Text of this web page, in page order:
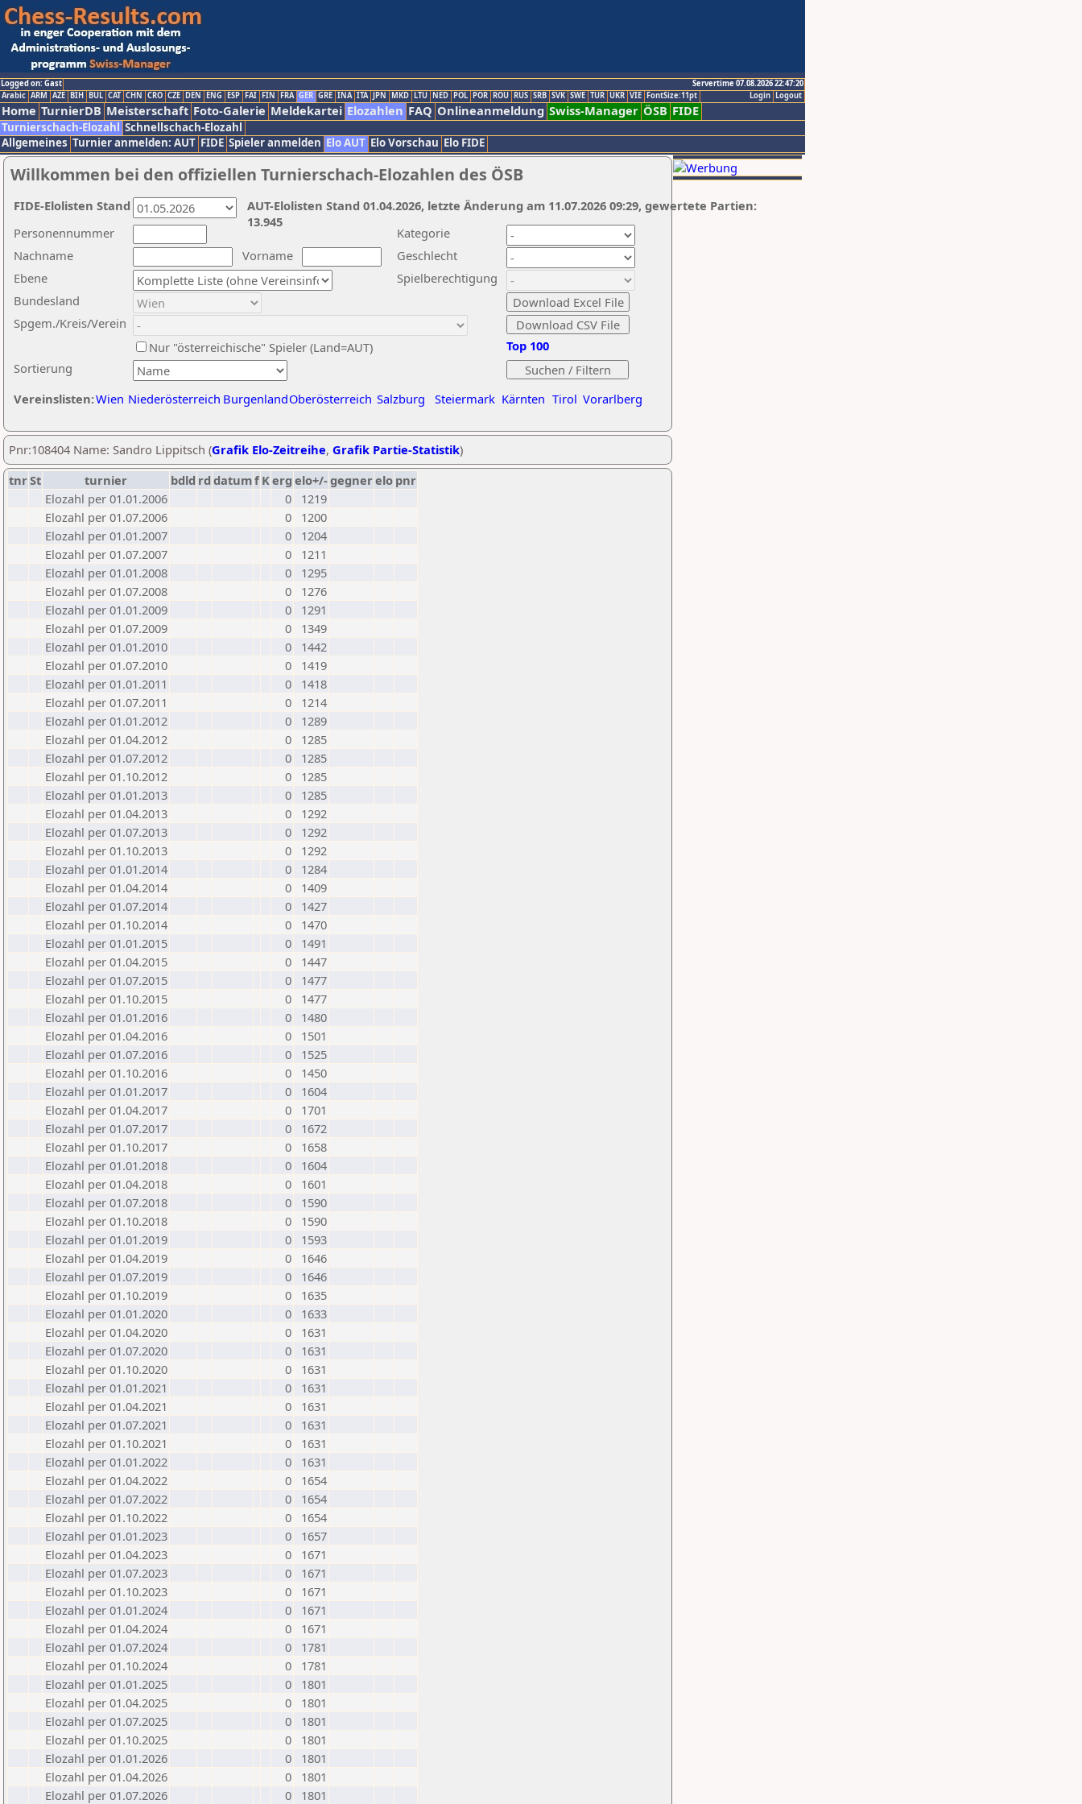
Logged on: Gast
Servertime 07.08.2026 22:47:20
Logout
Login
Arabic ARM AZE BIH BUL CAT CHN CRO CZE DEN ENG ESP FAI FIN FRA GER GRE INA ITA JPN MKD LTU NED POL POR ROU RUS SRB SVK SWE TUR UKR VIE FontSize:11pt
Home TurnierDB Meisterschaft Foto-Galerie Meldekartei Elozahlen FAQ Onlineanmeldung Swiss-Manager ÖSB FIDE
Turnierschach-Elozahl Schnellschach-Elozahl
Allgemeines Turnier anmelden: AUT FIDE Spieler anmelden Elo AUT Elo Vorschau Elo FIDE
Willkommen bei den offiziellen Turnierschach-Elozahlen des ÖSB
Nachname
Vorname
Ebene
Kategorie
Sortierung
Personennummer
Bundesland
Spgem./Kreis/Verein
Geschlecht
Nur "österreichische" Spieler (Land=AUT)
Spielberechtigung
Vereinslisten:Wien Niederösterreich BurgenlandOberösterreich Salzburg Steiermark Kärnten Tirol Vorarlberg
Top 100
AUT-Elolisten Stand 01.04.2026, letzte Änderung am 11.07.2026 09:29, gewertete Partien:
13.945
FIDE-Elolisten Stand
Pnr:108404 Name: Sandro Lippitsch (Grafik Elo-Zeitreihe, Grafik Partie-Statistik)
tnrSt turnier bdld rd datumf Kerg elo+/-gegnerelo pnr
Elozahl per 01.01.2006
0
1219
Elozahl per 01.07.2006
0
1200
Elozahl per 01.01.2007
0
1204
Elozahl per 01.07.2007
0
1211
Elozahl per 01.01.2008
0
1295
Elozahl per 01.07.2008
0
1276
Elozahl per 01.01.2009
0
1291
Elozahl per 01.07.2009
0
1349
Elozahl per 01.01.2010
0
1442
Elozahl per 01.07.2010
0
1419
Elozahl per 01.01.2011
0
1418
Elozahl per 01.07.2011
0
1214
Elozahl per 01.01.2012
0
1289
Elozahl per 01.04.2012
0
1285
Elozahl per 01.07.2012
0
1285
Elozahl per 01.10.2012
0
1285
Elozahl per 01.01.2013
0
1285
Elozahl per 01.04.2013
0
1292
Elozahl per 01.07.2013
0
1292
Elozahl per 01.10.2013
0
1292
Elozahl per 01.01.2014
0
1284
Elozahl per 01.04.2014
0
1409
Elozahl per 01.07.2014
0
1427
Elozahl per 01.10.2014
0
1470
Elozahl per 01.01.2015
0
1491
Elozahl per 01.04.2015
0
1447
Elozahl per 01.07.2015
0
1477
Elozahl per 01.10.2015
0
1477
Elozahl per 01.01.2016
0
1480
Elozahl per 01.04.2016
0
1501
Elozahl per 01.07.2016
0
1525
Elozahl per 01.10.2016
0
1450
Elozahl per 01.01.2017
0
1604
Elozahl per 01.04.2017
0
1701
Elozahl per 01.07.2017
0
1672
Elozahl per 01.10.2017
0
1658
Elozahl per 01.01.2018
0
1604
Elozahl per 01.04.2018
0
1601
Elozahl per 01.07.2018
0
1590
Elozahl per 01.10.2018
0
1590
Elozahl per 01.01.2019
0
1593
Elozahl per 01.04.2019
0
1646
Elozahl per 01.07.2019
0
1646
Elozahl per 01.10.2019
0
1635
Elozahl per 01.01.2020
0
1633
Elozahl per 01.04.2020
0
1631
Elozahl per 01.07.2020
0
1631
Elozahl per 01.10.2020
0
1631
Elozahl per 01.01.2021
0
1631
Elozahl per 01.04.2021
0
1631
Elozahl per 01.07.2021
0
1631
Elozahl per 01.10.2021
0
1631
Elozahl per 01.01.2022
0
1631
Elozahl per 01.04.2022
0
1654
Elozahl per 01.07.2022
0
1654
Elozahl per 01.10.2022
0
1654
Elozahl per 01.01.2023
0
1657
Elozahl per 01.04.2023
0
1671
Elozahl per 01.07.2023
0
1671
Elozahl per 01.10.2023
0
1671
Elozahl per 01.01.2024
0
1671
Elozahl per 01.04.2024
0
1671
Elozahl per 01.07.2024
0
1781
Elozahl per 01.10.2024
0
1781
Elozahl per 01.01.2025
0
1801
Elozahl per 01.04.2025
0
1801
Elozahl per 01.07.2025
0
1801
Elozahl per 01.10.2025
0
1801
Elozahl per 01.01.2026
0
1801
Elozahl per 01.04.2026
0
1801
Elozahl per 01.07.2026
0 1801